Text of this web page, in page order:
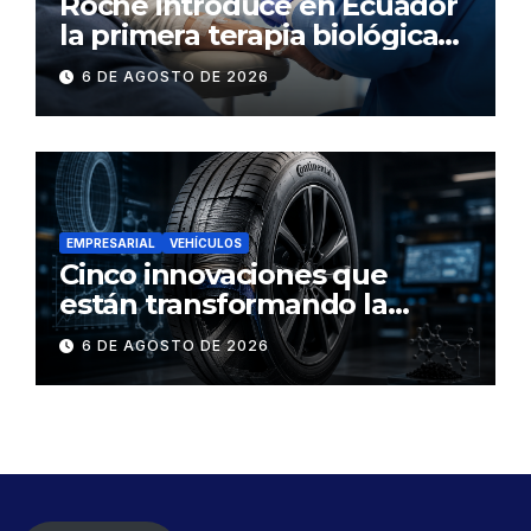
la primera terapia biológica
de precisión capaz de
detener el daño renal por
nefritis lúpica
6 DE AGOSTO DE 2026
EMPRESARIAL VEHÍCULOS
Cinco innovaciones que
están transformando la
industria de los neumáticos y
redefinen el futuro de la
movilidad
6 DE AGOSTO DE 2026